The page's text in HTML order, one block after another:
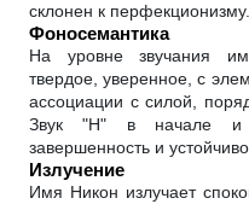
склонен к перфекционизму.
Фоносемантика
На уровне звучания
твердое, уверенное, с
ассоциации с силой,
Звук "Н" в начале и
завершенность и
Излучение
Имя Никон излучает